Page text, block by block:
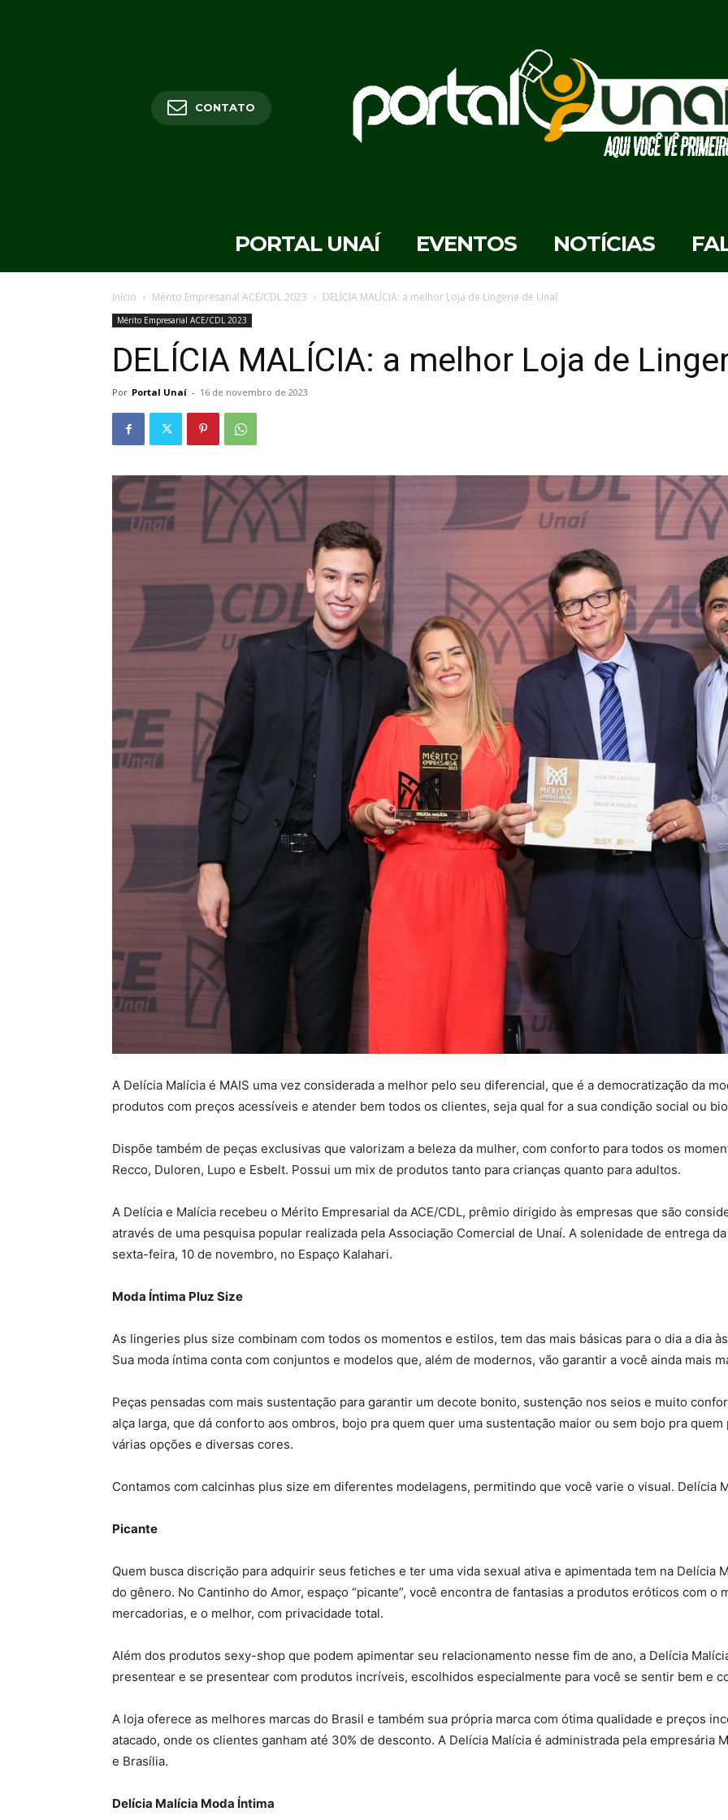
CONTATO
PORTAL UNAÍ EVENTOS NOTÍCIAS
Início Mérito Empresarial ACE/CDL 2023 DELÍCIA MALÍCIA: a melhor Loja de Lingerie de Unaí
Mérito Empresarial ACE/CDL 2023
DELÍCIA MALÍCIA: a melhor Loja de
Por Portal Unaí - 16 de novembro de 2023
A Delícia Malícia é MAIS uma vez considerada a melhor pelo seu diferencial, que é a democratização da
produtos com preços acessíveis e atender bem todos os clientes, seja qual for a sua condição social ou
Dispõe também de peças exclusivas que valorizam a beleza da mulher, com conforto para todos os
Recco, Duloren, Lupo e Esbelt. Possui um mix de produtos tanto para crianças quanto para adultos.
A Delícia e Malícia recebeu o Mérito Empresarial da ACE/CDL, prêmio dirigido às empresas que são
através de uma pesquisa popular realizada pela Associação Comercial de Unaí. A solenidade de entrega
sexta-feira, 10 de novembro, no Espaço Kalahari.
Moda Íntima Pluz Size
As lingeries plus size combinam com todos os momentos e estilos, tem das mais básicas para o dia a dia
Sua moda íntima conta com conjuntos e modelos que, além de modernos, vão garantir a você ainda mais
Peças pensadas com mais sustentação para garantir um decote bonito, sustenção nos seios e muito
alça larga, que dá conforto aos ombros, bojo pra quem quer uma sustentação maior ou sem bojo pra
várias opções e diversas cores.
Contamos com calcinhas plus size em diferentes modelagens, permitindo que você varie o visual. Delícia
Picante
Quem busca discrição para adquirir seus fetiches e ter uma vida sexual ativa e apimentada tem na Delícia
do gênero. No Cantinho do Amor, espaço “picante”, você encontra de fantasias a produtos eróticos com o
mercadorias, e o melhor, com privacidade total.
Além dos produtos sexy-shop que podem apimentar seu relacionamento nesse fim de ano, a Delícia
presentear e se presentear com produtos incríveis, escolhidos especialmente para você se sentir bem e
A loja oferece as melhores marcas do Brasil e também sua própria marca com ótima qualidade e preços
atacado, onde os clientes ganham até 30% de desconto. A Delícia Malícia é administrada pela empresária
e Brasília.
Delícia Malícia Moda Íntima